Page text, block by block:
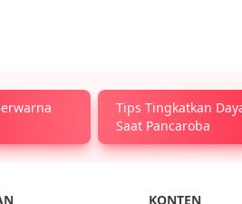
Tips Tingkatkan
Saat Pancaroba
KONTEN